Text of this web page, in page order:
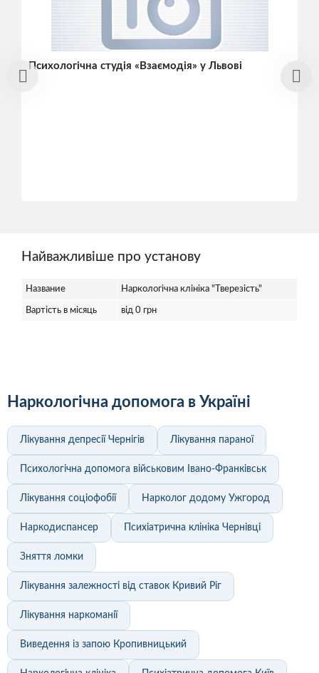
Психологічна студія «Взаємодія» у Львові
Найважливіше про установу
Название Наркологічна клініка "Тверезість"
Вартість в місяць від 0 грн
Наркологічна допомога в Україні
Лікування депресії Чернігів Лікування параної
Психологічна допомога військовим Івано-Франківськ
Лікування соціофобії Нарколог додому Ужгород
Наркодиспансер Психіатрична клініка Чернівці
Зняття ломки
Лікування залежності від ставок Кривий Ріг
Лікування наркоманії
Виведення із запою Кропивницький